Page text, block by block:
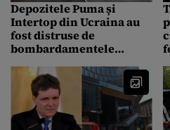
Depozitele Puma și
Intertop din Ucraina au
fost distruse de
bombardamentele
trecută